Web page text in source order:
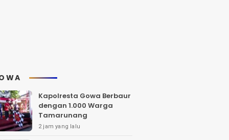
Kapolresta Gowa Berbaur
dengan 1.000 Warga
Tamarunang
2 jam yang lalu